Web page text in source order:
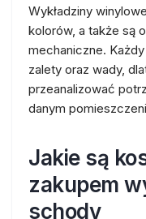
Wykładziny
kolorów, a także są
mechaniczne.
zalety oraz wady,
przeanalizować
danym
Jakie są
zakupem
schody